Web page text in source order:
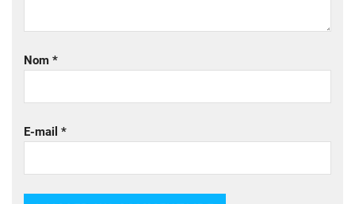
Nom *
E-mail *